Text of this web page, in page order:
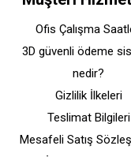
Ofis Çalışma
3D güvenli ödeme
nedir?
Gizlilik İlkeleri
Teslimat Bilgileri
Mesafeli Satış